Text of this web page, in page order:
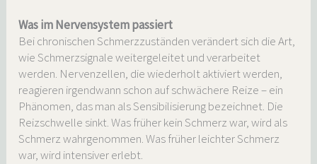
Was im Nervensystem passiert
Bei chronischen Schmerzzuständen verändert sich die Art,
wie Schmerzsignale weitergeleitet und verarbeitet
werden. Nervenzellen, die wiederholt aktiviert werden,
reagieren irgendwann schon auf schwächere Reize – ein
Phänomen, das man als Sensibilisierung bezeichnet. Die
Reizschwelle sinkt. Was früher kein Schmerz war, wird als
Schmerz wahrgenommen. Was früher leichter Schmerz
war, wird intensiver erlebt.